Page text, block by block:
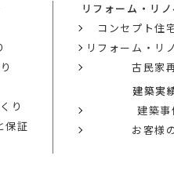
り
保証
リフォーム・リ
コンセプト住
リフォーム・リ
古民家
建築実
建築事
お客様